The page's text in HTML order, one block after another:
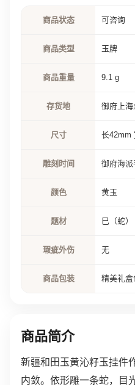
商品状态 可咨询
商品类型 玉牌
商品重量 9.1 g
存货地 御府上海
尺寸 长42mm
雕刻时间 御府海派
颜色 黄玉
题材 巳（蛇）
瑕疵外伤 无
商品包装 精美礼盒
商品简介
新疆和田玉黄沁籽玉挂件
内敛。依形雕一条蛇，目